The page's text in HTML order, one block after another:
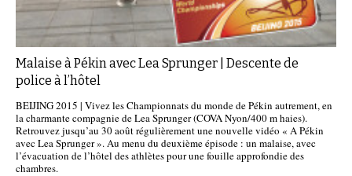
Malaise à Pékin avec Lea Sprunger | Descente de
police à l’hôtel
BEIJING 2015 | Vivez les Championnats du monde de Pékin autrement, en
la charmante compagnie de Lea Sprunger (COVA Nyon/400 m haies).
Retrouvez jusqu’au 30 août régulièrement une nouvelle vidéo « A Pékin
avec Lea Sprunger ». Au menu du deuxième épisode : un malaise, avec
l’évacuation de l’hôtel des athlètes pour une fouille approfondie des
chambres.